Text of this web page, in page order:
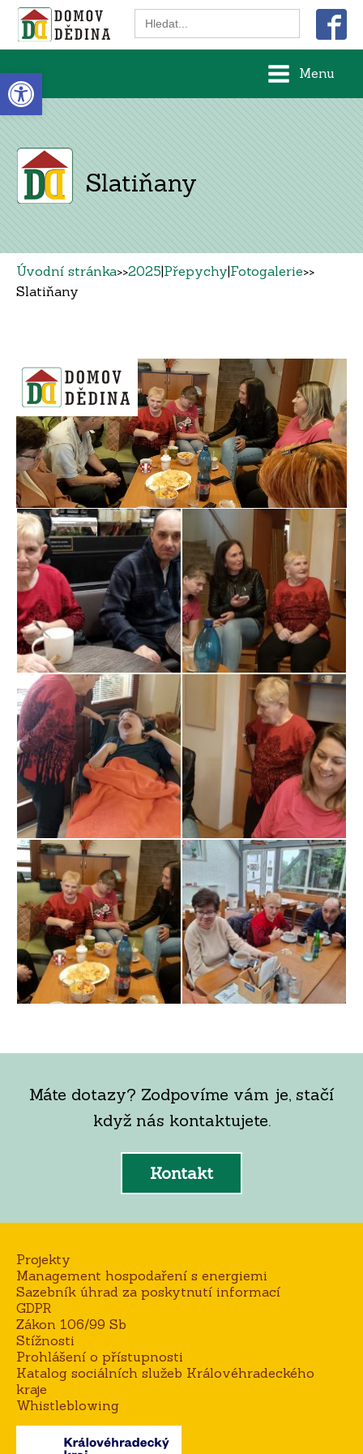
Open toolbar
Search
for:
Menu
Slatiňany
Úvodní stránka>>2025|Přepychy|Fotogalerie>>
Slatiňany
Máte dotazy? Zodpovíme vám je, stačí
když nás kontaktujete.
Kontakt
Projekty
Management hospodaření s energiemi
Sazebník úhrad za poskytnutí informací
GDPR
Zákon 106/99 Sb
Stížnosti
Prohlášení o přístupnosti
Katalog sociálních služeb Královéhradeckého
kraje
Whistleblowing